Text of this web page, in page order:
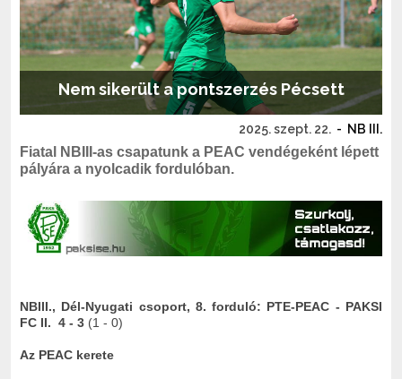
Nem sikerült a pontszerzés Pécsett
2025. szept. 22. - NB III.
Fiatal NBIII-as csapatunk a PEAC vendégeként lépett
pályára a nyolcadik fordulóban.
NBIII., Dél-Nyugati csoport, 8. forduló: PTE-PEAC - PAKSI
FC II. 4 - 3 (1 - 0)
Az PEAC kerete